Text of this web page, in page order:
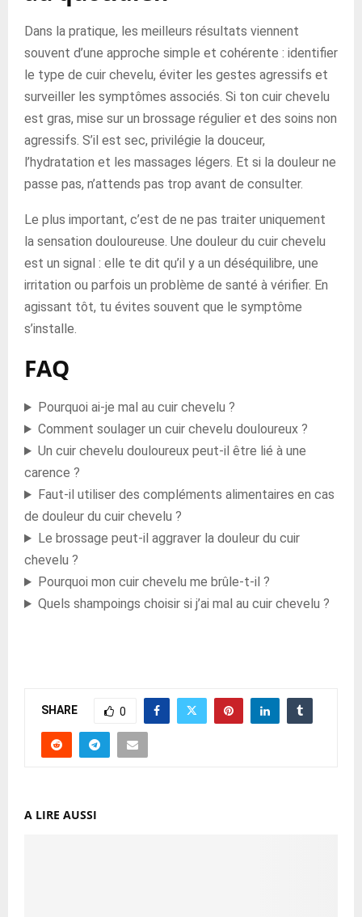
Dans la pratique, les meilleurs résultats viennent
souvent d’une approche simple et cohérente : identifier
le type de cuir chevelu, éviter les gestes agressifs et
surveiller les symptômes associés. Si ton cuir chevelu
est gras, mise sur un brossage régulier et des soins non
agressifs. S’il est sec, privilégie la douceur,
l’hydratation et les massages légers. Et si la douleur ne
passe pas, n’attends pas trop avant de consulter.
Le plus important, c’est de ne pas traiter uniquement
la sensation douloureuse. Une douleur du cuir chevelu
est un signal : elle te dit qu’il y a un déséquilibre, une
irritation ou parfois un problème de santé à vérifier. En
agissant tôt, tu évites souvent que le symptôme
s’installe.
FAQ
Pourquoi ai-je mal au cuir chevelu ?
Comment soulager un cuir chevelu douloureux ?
Un cuir chevelu douloureux peut-il être lié à une
carence ?
Faut-il utiliser des compléments alimentaires en cas
de douleur du cuir chevelu ?
Le brossage peut-il aggraver la douleur du cuir
chevelu ?
Pourquoi mon cuir chevelu me brûle-t-il ?
Quels shampoings choisir si j’ai mal au cuir chevelu ?
SHARE 0
A LIRE AUSSI